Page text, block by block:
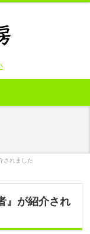
されました
』が紹介され